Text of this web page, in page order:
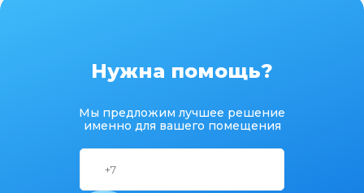
Нужна помощь?
Мы предложим лучшее решение
именно для вашего помещения